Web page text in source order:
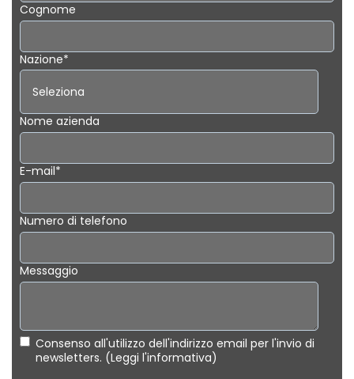
Cognome
Nazione*
Nome azienda
E-mail*
Numero di telefono
Messaggio
Consenso all'utilizzo dell'indirizzo email per l'invio di
newsletters. (Leggi l'informativa)